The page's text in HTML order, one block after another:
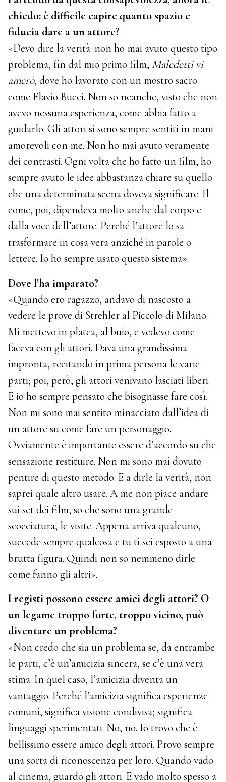
chiedo: è difficile capire quanto spazio e
fiducia dare a un attore?
«Devo dire la verità: non ho mai avuto questo tipo
problema, fin dal mio primo film, Maledetti vi
amerò, dove ho lavorato con un mostro sacro
come Flavio Bucci. Non so neanche, visto che non
avevo nessuna esperienza, come abbia fatto a
guidarlo. Gli attori si sono sempre sentiti in mani
amorevoli con me. Non ho mai avuto veramente
dei contrasti. Ogni volta che ho fatto un film, ho
sempre avuto le idee abbastanza chiare su quello
che una determinata scena doveva significare. Il
come, poi, dipendeva molto anche dal corpo e
dalla voce dell’attore. Perché l’attore lo sa
trasformare in cosa vera anziché in parole o
lettere. Io ho sempre usato questo sistema».
Dove l’ha imparato?
«Quando ero ragazzo, andavo di nascosto a
vedere le prove di Strehler al Piccolo di Milano.
Mi mettevo in platea, al buio, e vedevo come
faceva con gli attori. Dava una grandissima
impronta, recitando in prima persona le varie
parti; poi, però, gli attori venivano lasciati liberi.
E io ho sempre pensato che bisognasse fare così.
Non mi sono mai sentito minacciato dall’idea di
un attore su come fare un personaggio.
Ovviamente è importante essere d’accordo su che
sensazione restituire. Non mi sono mai dovuto
pentire di questo metodo. E a dirle la verità, non
saprei quale altro usare. A me non piace andare
sui set dei film; so che sono una grande
scocciatura, le visite. Appena arriva qualcuno,
succede sempre qualcosa e tu ti sei esposto a una
brutta figura. Quindi non so nemmeno dirle
come fanno gli altri».
I registi possono essere amici degli attori? O
un legame troppo forte, troppo vicino, può
diventare un problema?
«Non credo che sia un problema se, da entrambe
le parti, c’è un’amicizia sincera, se c’è una vera
stima. In quel caso, l’amicizia diventa un
vantaggio. Perché l’amicizia significa esperienze
comuni, significa visione condivisa; significa
linguaggi sperimentati. No, no. Io trovo che è
bellissimo essere amico degli attori. Provo sempre
una sorta di riconoscenza per loro. Quando vado
al cinema, guardo gli attori. E vado molto spesso a